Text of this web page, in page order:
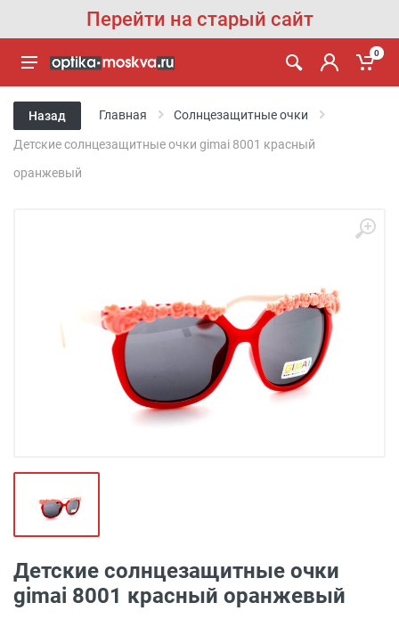
Перейти на старый сайт
0
Назад Главная Солнцезащитные очки
Детские солнцезащитные очки gimai 8001 красный
оранжевый
Детские солнцезащитные очки
gimai 8001 красный оранжевый